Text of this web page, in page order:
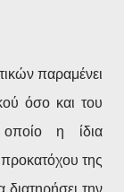
παραμένει
όσο και του
οποίο η ίδια
προκατόχου της
την